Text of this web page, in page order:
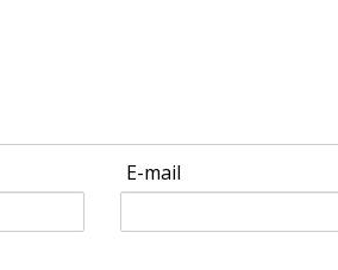
E-mail